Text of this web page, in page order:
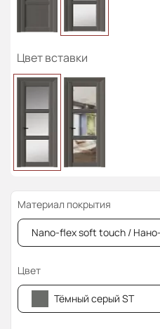
Цвет вставки
Материал покрытия
Nano-flex soft touch /
Цвет
Тёмный серый ST